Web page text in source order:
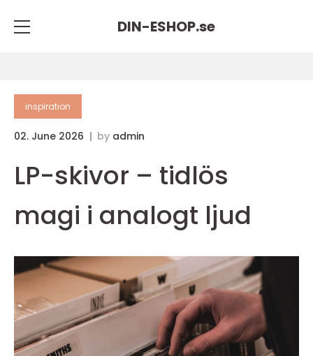
DIN-ESHOP.se
inspiration
02. June 2026 by admin
LP-skivor – tidlös
magi i analogt ljud